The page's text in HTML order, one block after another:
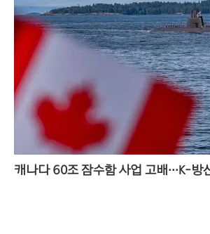
캐나다 60조 잠수함 사업 고배…K-방